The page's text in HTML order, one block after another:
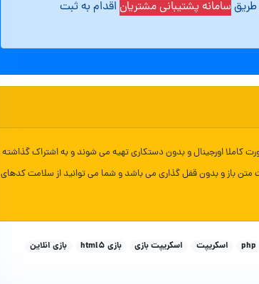
طریقسامانه پشتیبانی مشتریان اقدام به ثبت
کاملا اورجینال و بدون دستکاری تهیه می شوند و به اشتراک گذاشته
باز و بدون قفل گذاری می باشد و شما می توانید از سلامت کدهای
php اسکریپت اسکریپت بازی بازی html5
بازی انلاین